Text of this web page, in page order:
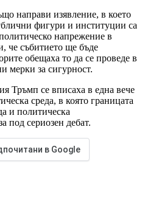
направи изявление, в което
фигури и институции са
напрежение в
че събитието ще бъде
обещаха то да се проведе в
мерки за сигурност.
Тръмп се вписаха в една вече
среда, в която границата
и политическа
под сериозен дебат.
в Google